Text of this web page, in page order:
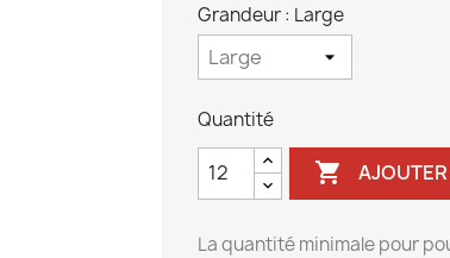
Grandeur : Large
Quantité

La quantité minimale pour